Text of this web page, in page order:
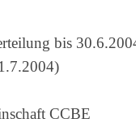
bis
CCBE